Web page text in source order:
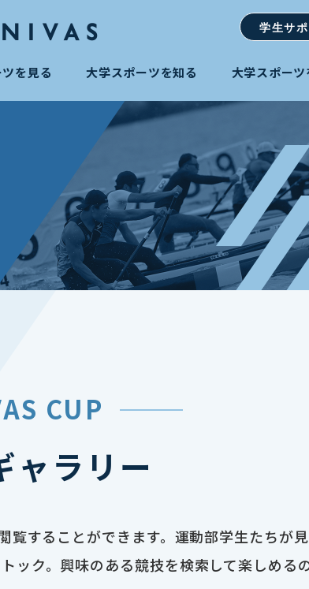
学生サ
を見る 大学スポーツを知る 大学スポーツ
CUP
ャラリー
することができます。運動部学生たちが
ック。興味のある競技を検索して楽しめる